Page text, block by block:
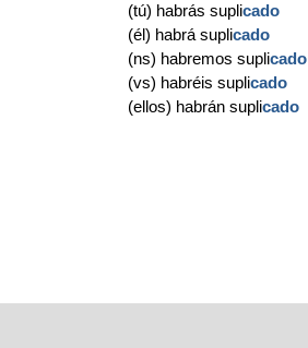
(tú) habrás suplicado
(él) habrá suplicado
(ns) habremos suplicado
(vs) habréis suplicado
(ellos) habrán suplicado